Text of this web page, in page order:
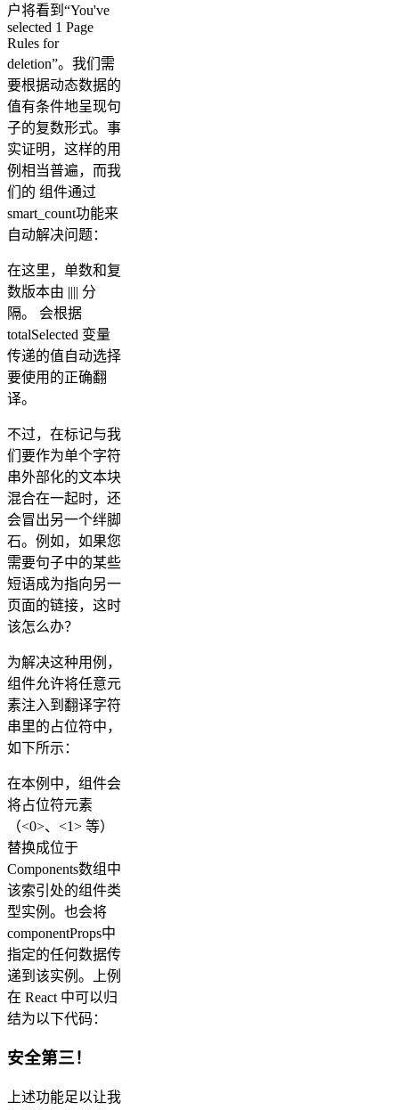
户将看到“You've
selected 1 Page
Rules for
deletion”。我们需
要根据动态数据的
值有条件地呈现句
子的复数形式。事
实证明，这样的用
例相当普遍，而我
们的 组件通过
smart_count功能来
自动解决问题：
在这里，单数和复
数版本由 |||| 分
隔。 会根据
totalSelected 变量
传递的值自动选择
要使用的正确翻
译。
不过，在标记与我
们要作为单个字符
串外部化的文本块
混合在一起时，还
会冒出另一个绊脚
石。例如，如果您
需要句子中的某些
短语成为指向另一
页面的链接，这时
该怎么办？
为解决这种用例，
组件允许将任意元
素注入到翻译字符
串里的占位符中，
如下所示：
在本例中，组件会
将占位符元素
（<0>、<1> 等）
替换成位于
Components数组中
该索引处的组件类
型实例。也会将
componentProps中
指定的任何数据传
递到该实例。上例
在 React 中可以归
结为以下代码：
安全第三！
上述功能足以让我